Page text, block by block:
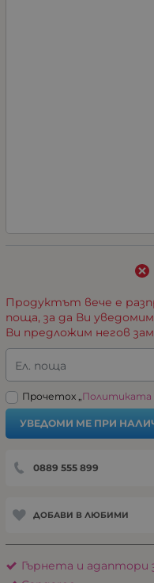
Продуктът вече е
поща, за да Ви
Ви предложим негов
Ел. поща
Прочетох „Политиката
УВЕДОМИ МЕ ПРИ
0889 555 899
ДОБАВИ В ЛЮБИМИ
Гърнета и адаптори